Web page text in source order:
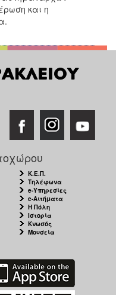
και η
Κ.Ε.Π.
Τηλέφωνα
e-Υπηρεσίες
e-Αιτήματα
Η Πόλη
Ιστορία
Κνωσός
Μουσεία